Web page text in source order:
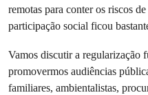
remotas para conter os riscos
participação social ficou
Vamos discutir a regularização
promovermos audiências
familiares, ambientalistas,